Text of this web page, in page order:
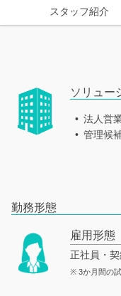
スタッフ紹介
ソリュー
法人営
管理候
勤務形態
雇用形態
正社員・
※ 3か月間の